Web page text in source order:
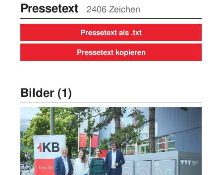
Pressetext 2406 Zeichen
Pressetext als .txt
Pressetext kopieren
Bilder (1)